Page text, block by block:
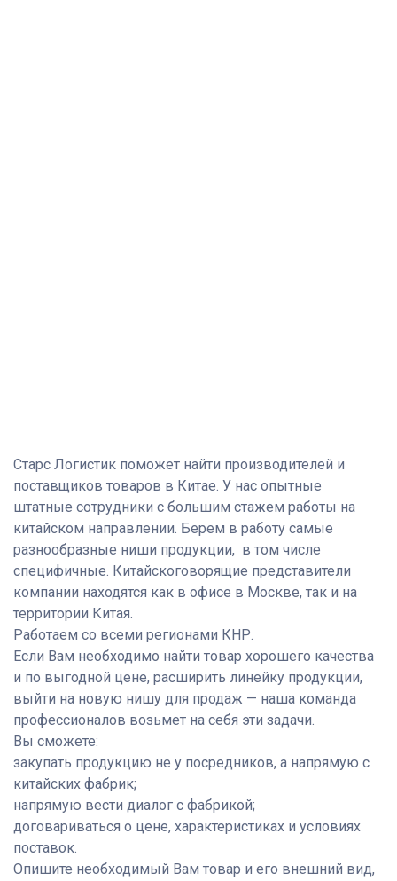
Старс Логистик поможет найти производителей и
поставщиков товаров в Китае. У нас опытные
штатные сотрудники с большим стажем работы на
китайском направлении. Берем в работу самые
разнообразные ниши продукции, в том числе
специфичные. Китайскоговорящие представители
компании находятся как в офисе в Москве, так и на
территории Китая.
Работаем со всеми регионами КНР.
Если Вам необходимо найти товар хорошего качества
и по выгодной цене, расширить линейку продукции,
выйти на новую нишу для продаж — наша команда
профессионалов возьмет на себя эти задачи.
Вы сможете:
закупать продукцию не у посредников, а напрямую с
китайских фабрик;
напрямую вести диалог с фабрикой;
договариваться о цене, характеристиках и условиях
поставок.
Опишите необходимый Вам товар и его внешний вид,